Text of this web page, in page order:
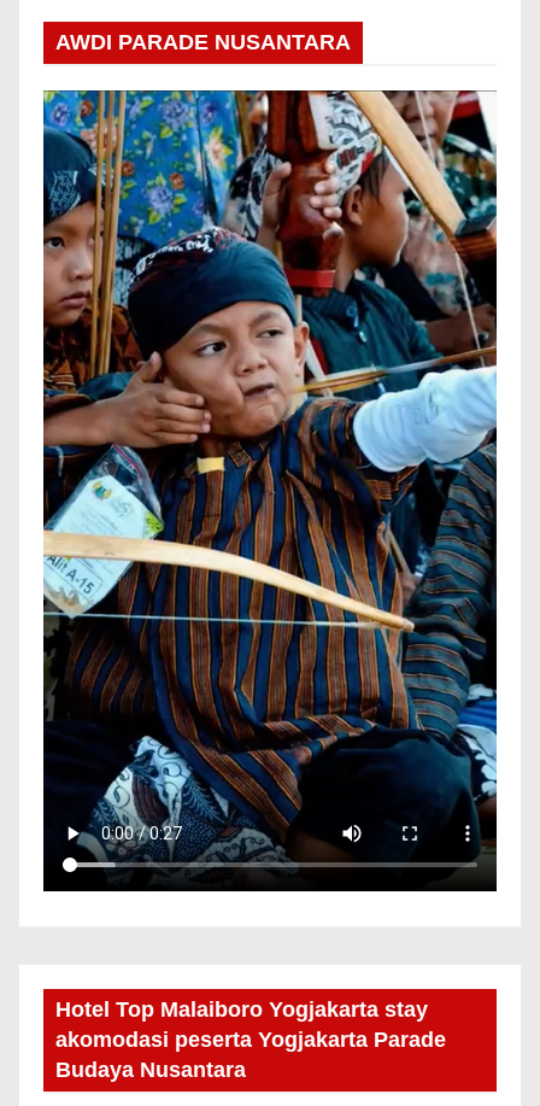
AWDI PARADE NUSANTARA
Hotel Top Malaiboro Yogjakarta stay
akomodasi peserta Yogjakarta Parade
Budaya Nusantara